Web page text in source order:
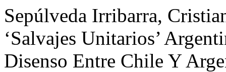
Sepúlveda Irribarra,
‘Salvajes Unitarios’
Disenso Entre Chile Y